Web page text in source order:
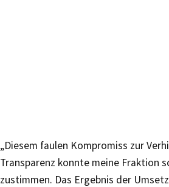
„Diesem faulen Kompromiss zur
Transparenz konnte meine Fraktion
zustimmen. Das Ergebnis der